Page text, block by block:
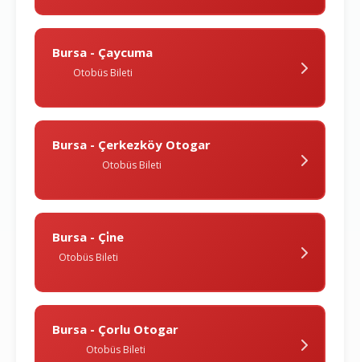
Bursa - Çaycuma
Otobüs Bileti
Bursa - Çerkezköy Otogar
Otobüs Bileti
Bursa - Çi̇ne
Otobüs Bileti
Bursa - Çorlu Otogar
Otobüs Bileti